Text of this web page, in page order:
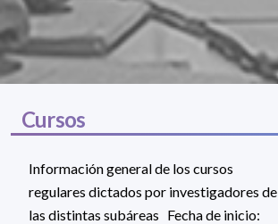
Cursos
Información general de los cursos
regulares dictados por investigadores de
las distintas subáreas Fecha de inicio: